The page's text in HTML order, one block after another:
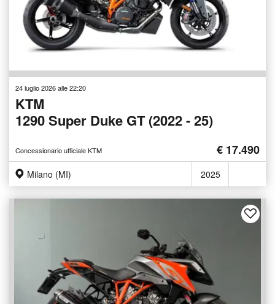
24 luglio 2026 alle 22:20
KTM
1290 Super Duke GT (2022 - 25)
Concessionario ufficiale KTM € 17.490
Milano (MI) 2025